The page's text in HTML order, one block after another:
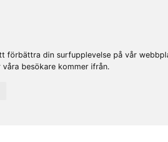
förbättra din surfupplevelse på vår
besökare kommer ifrån.